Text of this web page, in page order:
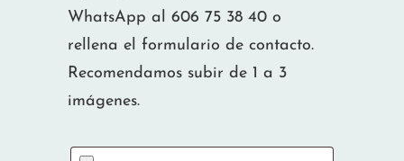
WhatsApp al 606 75 38 40 o
rellena el formulario de contacto.
Recomendamos subir de 1 a 3
imágenes.